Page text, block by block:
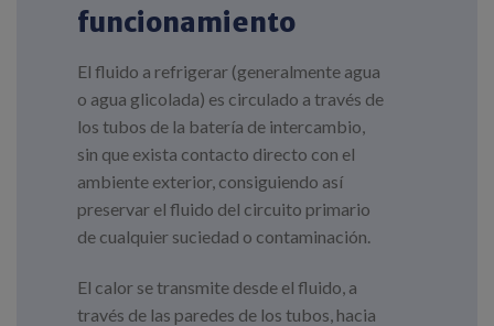
funcionamiento
El fluido a refrigerar (generalmente agua
o agua glicolada) es circulado a través de
los tubos de la batería de intercambio,
sin que exista contacto directo con el
ambiente exterior, consiguiendo así
preservar el fluido del circuito primario
de cualquier suciedad o contaminación.
El calor se transmite desde el fluido, a
través de las paredes de los tubos, hacia